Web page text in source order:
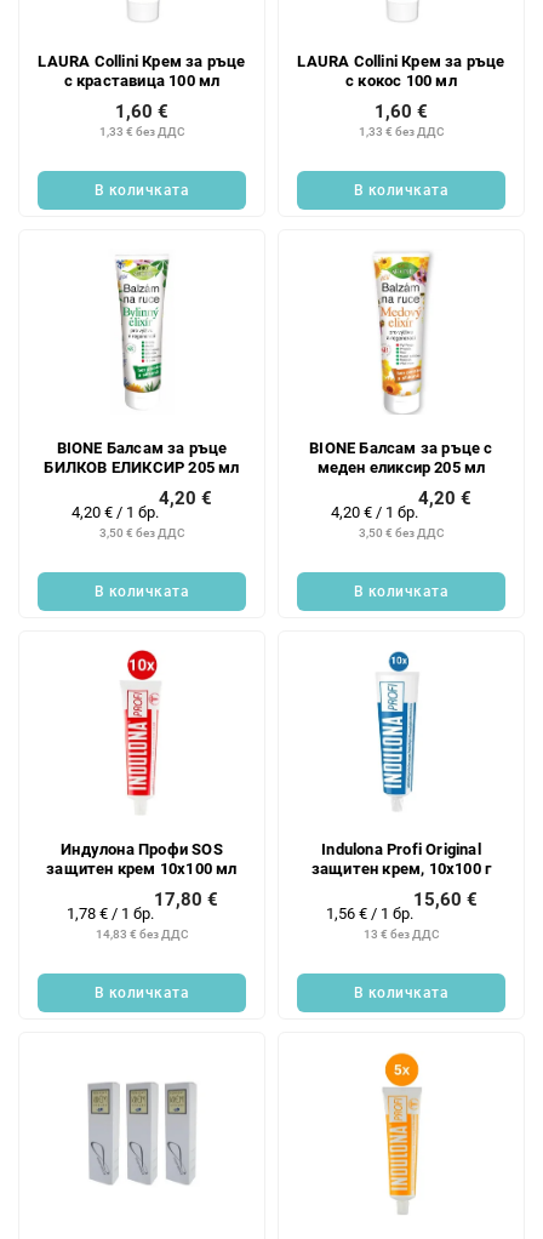
LAURA Collini Крем за ръце
с краставица 100 мл
1,33 € без ДДС
1,60 €
В количката
LAURA Collini Крем за ръце
с кокос 100 мл
1,33 € без ДДС
1,60 €
В количката
BIONE Балсам за ръце
БИЛКОВ ЕЛИКСИР 205 мл
3,50 € без ДДС
4,20 €
Измерване
4,20 € / 1 бр.
В количката
BIONE Балсам за ръце с
меден еликсир 205 мл
3,50 € без ДДС
4,20 €
Измерване
4,20 € / 1 бр.
В количката
Индулона Профи SOS
защитен крем 10x100 мл
14,83 € без ДДС
17,80 €
Измерване
1,78 € / 1 бр.
В количката
Indulona Profi Original
защитен крем, 10x100 г
13 € без ДДС
15,60 €
Измерване
1,56 € / 1 бр.
В количката